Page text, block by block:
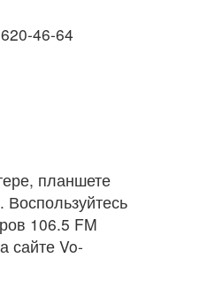
46-64
планшете
106.5 FM
сайте Vo-